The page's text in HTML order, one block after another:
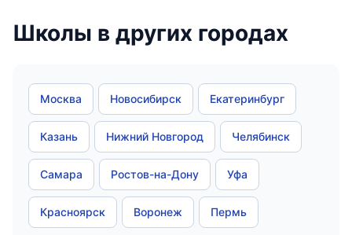
Школы в других городах
Москва Новосибирск Екатеринбург
Казань Нижний Новгород Челябинск
Самара Ростов-на-Дону Уфа
Красноярск Воронеж Пермь